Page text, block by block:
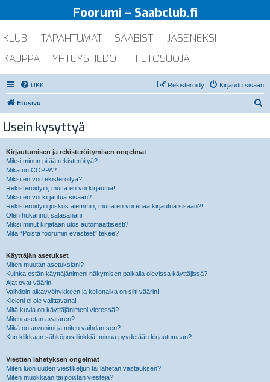
Foorumi – Saabclub.fi
KLUBI TAPAHTUMAT SAABISTI
JÄSENEKSI
KAUPPA
YHTEYSTIEDOT TIETOSUOJA
UKK Kirjaudu sisään
Rekisteröidy
Etusivu
Usein kysyttyä
Kirjautumisen ja rekisteröitymisen ongelmat
Miksi minun pitää rekisteröityä?
Mikä on COPPA?
Miksi en voi rekisteröityä?
Rekisteröidyin, mutta en voi kirjautua!
Miksi en voi kirjautua sisään?
Rekisteröidyin joskus aiemmin, mutta en voi enää kirjautua sisään?!
Olen hukannut salasanani!
Miksi minut kirjataan ulos automaattisesti?
Mitä “Poista foorumin evästeet” tekee?
Käyttäjän asetukset
Miten muutan asetuksiani?
Kuinka estän käyttäjänimeni näkymisen paikalla olevissa käyttäjissä?
Ajat ovat väärin!
Vaihdoin aikavyöhykkeen ja kellonaika on silti väärin!
Kieleni ei ole valittavana!
Mitä kuvia on käyttäjänimeni vieressä?
Miten asetan avataren?
Mikä on arvonimi ja miten vaihdan sen?
Kun klikkaan sähköpostilinkkiä, minua pyydetään kirjautumaan?
Viestien lähetyksen ongelmat
Miten luon uuden viestiketjun tai lähetän vastauksen?
Miten muokkaan tai poistan viestejä?